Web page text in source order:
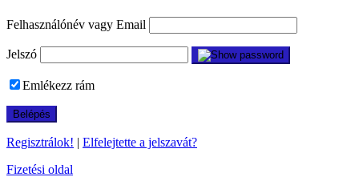
Felhasználónév vagy Email
Jelszó
Emlékezz rám
Regisztrálok! | Elfelejtette a jelszavát?
Fizetési oldal